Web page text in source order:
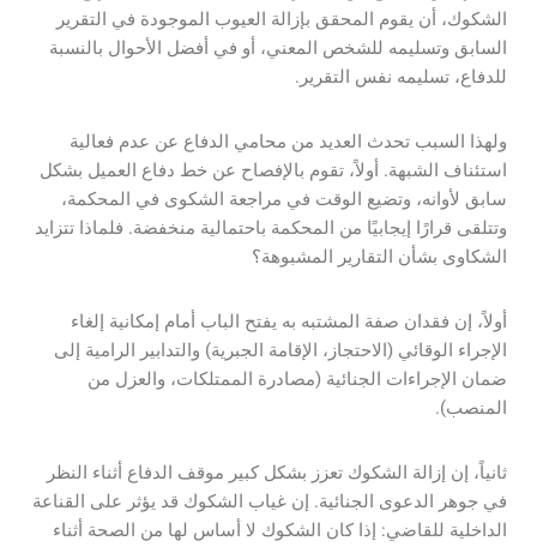
الشكوك، أن يقوم المحقق بإزالة العيوب الموجودة في التقرير
السابق وتسليمه للشخص المعني، أو في أفضل الأحوال بالنسبة
للدفاع، تسليمه نفس التقرير.
ولهذا السبب تحدث العديد من محامي الدفاع عن عدم فعالية
استئناف الشبهة. أولاً، تقوم بالإفصاح عن خط دفاع العميل بشكل
سابق لأوانه، وتضيع الوقت في مراجعة الشكوى في المحكمة،
وتتلقى قرارًا إيجابيًا من المحكمة باحتمالية منخفضة. فلماذا تتزايد
الشكاوى بشأن التقارير المشبوهة؟
أولاً، إن فقدان صفة المشتبه به يفتح الباب أمام إمكانية إلغاء
الإجراء الوقائي (الاحتجاز، الإقامة الجبرية) والتدابير الرامية إلى
ضمان الإجراءات الجنائية (مصادرة الممتلكات، والعزل من
المنصب).
ثانياً، إن إزالة الشكوك تعزز بشكل كبير موقف الدفاع أثناء النظر
في جوهر الدعوى الجنائية. إن غياب الشكوك قد يؤثر على القناعة
الداخلية للقاضي: إذا كان الشكوك لا أساس لها من الصحة أثناء